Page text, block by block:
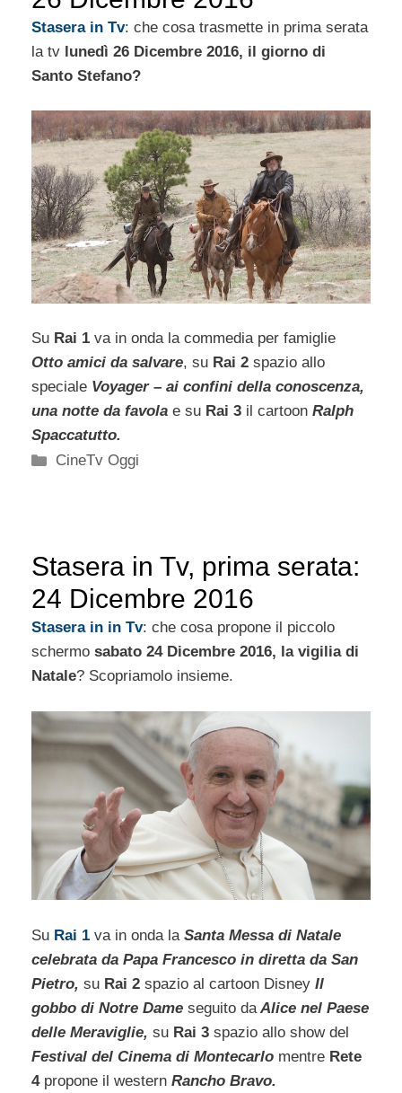
Staserain Tv: che cosa trasmette in prima serata
la tv lunedì 26 Dicembre 2016, il giorno di
Santo Stefano?
Su Rai 1 va in onda la commedia per famiglie
Otto amici da salvare, su Rai 2 spazio allo
speciale Voyager – ai confini della conoscenza,
una notte da favola e su Rai 3 il cartoon Ralph
Spaccatutto.
Categorie
CineTv Oggi
Stasera in Tv, prima serata:
24 Dicembre 2016
Stasera in in Tv: che cosa propone il piccolo
schermo sabato 24 Dicembre 2016, la vigilia di
Natale? Scopriamolo insieme.
Su Rai 1 va in onda la Santa Messa di Natale
celebrata da Papa Francesco in diretta da San
Pietro, su Rai 2 spazio al cartoon Disney Il
gobbo di Notre Dame seguito daAlice nel Paese
delle Meraviglie, su Rai 3 spazio allo show del
Festival del Cinema di Montecarlo mentre Rete
4propone il western Rancho Bravo.